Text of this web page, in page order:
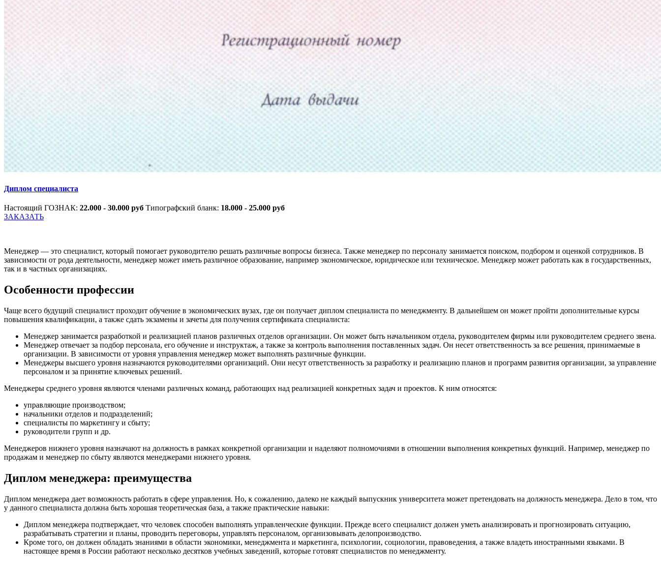
Диплом специалиста
Настоящий ГОЗНАК: 22.000 - 30.000 руб Типографский бланк: 18.000 - 25.000 руб
ЗАКАЗАТЬ
Менеджер — это специалист, который помогает руководителю решать различные вопросы бизнеса. Также менеджер по персоналу занимается поиском, подбором и оценкой сотрудников. В
зависимости от рода деятельности, менеджер может иметь различное образование, например экономическое, юридическое или техническое. Менеджер может работать как в государственных,
так и в частных организациях.
Особенности профессии
Чаще всего будущий специалист проходит обучение в экономических вузах, где он получает диплом специалиста по менеджменту. В дальнейшем он может пройти дополнительные курсы
повышения квалификации, а также сдать экзамены и зачеты для получения сертификата специалиста:
Менеджер занимается разработкой и реализацией планов различных отделов организации. Он может быть начальником отдела, руководителем фирмы или руководителем среднего звена.
Менеджер отвечает за подбор персонала, его обучение и инструктаж, а также за контроль выполнения поставленных задач. Он несет ответственность за все решения, принимаемые в
организации. В зависимости от уровня управления менеджер может выполнять различные функции.
Менеджеры высшего уровня назначаются руководителями организаций. Они несут ответственность за разработку и реализацию планов и программ развития организации, за управление
персоналом и за принятие ключевых решений.
Менеджеры среднего уровня являются членами различных команд, работающих над реализацией конкретных задач и проектов. К ним относятся:
управляющие производством;
начальники отделов и подразделений;
специалисты по маркетингу и сбыту;
руководители групп и др.
Менеджеров нижнего уровня назначают на должность в рамках конкретной организации и наделяют полномочиями в отношении выполнения конкретных функций. Например, менеджер по
продажам и менеджер по сбыту являются менеджерами нижнего уровня.
Диплом менеджера: преимущества
Диплом менеджера дает возможность работать в сфере управления. Но, к сожалению, далеко не каждый выпускник университета может претендовать на должность менеджера. Дело в том, что
у данного специалиста должна быть хорошая теоретическая база, а также практические навыки:
Диплом менеджера подтверждает, что человек способен выполнять управленческие функции. Прежде всего специалист должен уметь анализировать и прогнозировать ситуацию,
разрабатывать стратегии и планы, проводить переговоры, управлять персоналом, организовывать делопроизводство.
Кроме того, он должен обладать знаниями в области экономики, менеджмента и маркетинга, психологии, социологии, правоведения, а также владеть иностранными языками. В
настоящее время в России работают несколько десятков учебных заведений, которые готовят специалистов по менеджменту.